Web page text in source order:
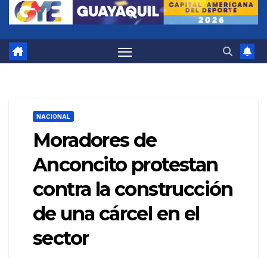
NACIONAL
Moradores de
Anconcito protestan
contra la construcción
de una cárcel en el
sector